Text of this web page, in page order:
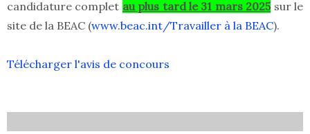
candidature complet au plus tard le 31 mars 2025sur le
site de la BEAC (www.beac.int/Travailler à la BEAC).
Télécharger l'avis de concours